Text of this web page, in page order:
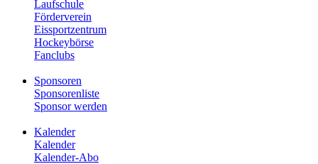
Laufschule
Förderverein
Eissportzentrum
Hockeybörse
Fanclubs
Sponsoren
Sponsorenliste
Sponsor werden
Kalender
Kalender
Kalender-Abo